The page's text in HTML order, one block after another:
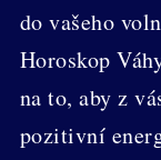
do vašeho
Horoskop
na to, aby z
pozitivní